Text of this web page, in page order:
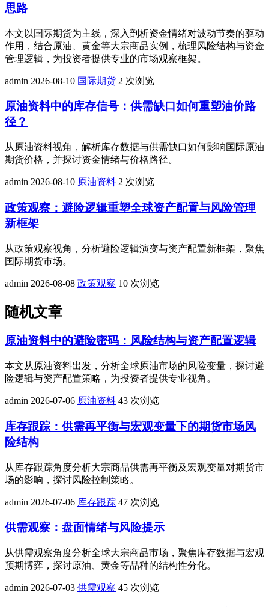
思路
本文以国际期货为主线，深入剖析资金情绪对波动节奏的驱动
作用，结合原油、黄金等大宗商品实例，梳理风险结构与资金
管理逻辑，为投资者提供专业的市场观察框架。
admin 2026-08-10 国际期货 2 次浏览
原油资料中的库存信号：供需缺口如何重塑油价路
径？
从原油资料视角，解析库存数据与供需缺口如何影响国际原油
期货价格，并探讨资金情绪与价格路径。
admin 2026-08-10 原油资料 2 次浏览
政策观察：避险逻辑重塑全球资产配置与风险管理
新框架
从政策观察视角，分析避险逻辑演变与资产配置新框架，聚焦
国际期货市场。
admin 2026-08-08 政策观察 10 次浏览
随机文章
原油资料中的避险密码：风险结构与资产配置逻辑
本文从原油资料出发，分析全球原油市场的风险变量，探讨避
险逻辑与资产配置策略，为投资者提供专业视角。
admin 2026-07-06 原油资料 43 次浏览
库存跟踪：供需再平衡与宏观变量下的期货市场风
险结构
从库存跟踪角度分析大宗商品供需再平衡及宏观变量对期货市
场的影响，探讨风险控制策略。
admin 2026-07-06 库存跟踪 47 次浏览
供需观察：盘面情绪与风险提示
从供需观察角度分析全球大宗商品市场，聚焦库存数据与宏观
预期博弈，探讨原油、黄金等品种的结构性分化。
admin 2026-07-03 供需观察 45 次浏览